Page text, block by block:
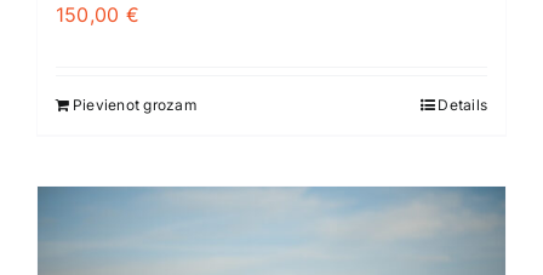
150,00 €
Pievienot grozam Details